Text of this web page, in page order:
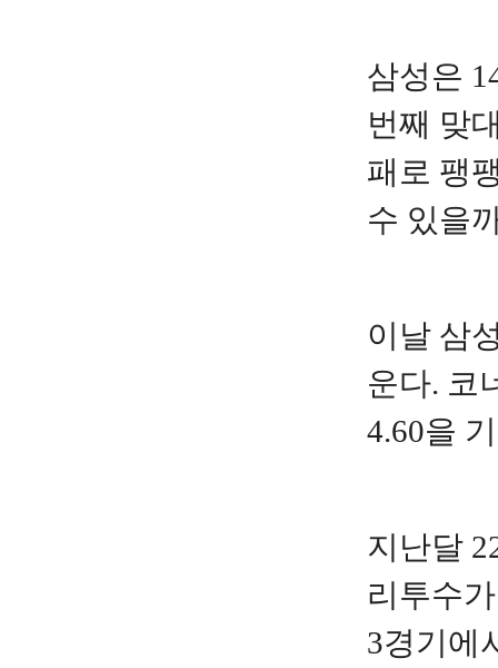
삼성은
번째 맞
패로 팽
수 있을
이날 삼
운다. 코
4.60을
지난달
리투수
3경기에